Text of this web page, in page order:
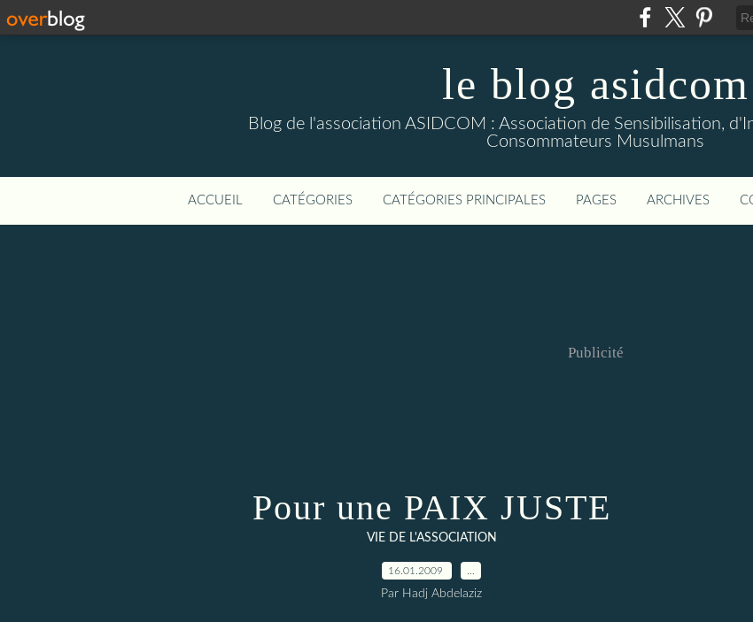
le blog asidcom
Blog de l'association ASIDCOM : Association de Sensibilisation,
Consommateurs Musulmans
ACCUEIL CATÉGORIES CATÉGORIES PRINCIPALES PAGES ARCHIVES
Publicité
Pour une PAIX JUSTE
VIE DE L'ASSOCIATION
16.01.2009
Par Hadj Abdelaziz